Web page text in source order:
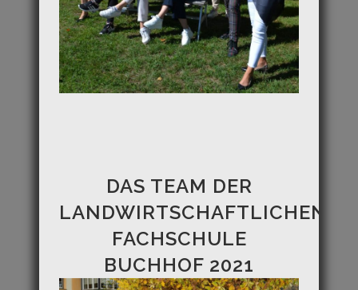
DAS TEAM DER
LANDWIRTSCHAFTLICHEN
FACHSCHULE
BUCHHOF 2021